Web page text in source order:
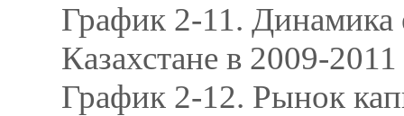
График 2-11. Динамика
Казахстане в 2009-
График 2-12. Рынок